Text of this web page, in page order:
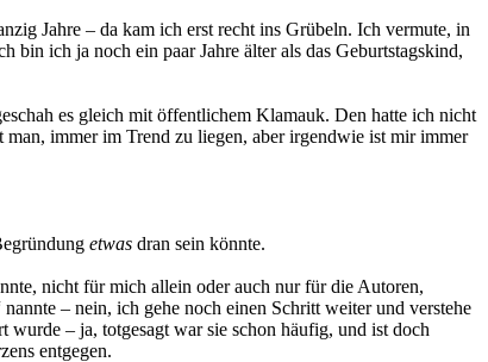
Jahre – da kam ich erst recht ins Grübeln. Ich vermute, in
ich ja noch ein paar Jahre älter als das Geburtstagskind,
es gleich mit öffentlichem Klamauk. Den hatte ich nicht
immer im Trend zu liegen, aber irgendwie ist mir immer
etwas dran sein könnte.
nicht für mich allein oder auch nur für die Autoren,
– nein, ich gehe noch einen Schritt weiter und verstehe
wurde – ja, totgesagt war sie schon häufig, und ist doch
entgegen.